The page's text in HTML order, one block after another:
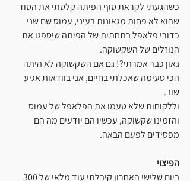
כשהגעתי לקראת סוף הפיתה קלטתי את הסוד
שהוא לא פחות מגאונות בעיני, עמוס שם שני
כדורי פלאפל בתחתית של הפיתה שיספגו את
הנוזלים של השקשוקה.
גאון כבר אמרתי?! גם אם השקשוקה לא היתה
הכי טעימה שאכלתי בחיים, אני בוודאות אגיע
שוב.
וללקוחות שלא טעמו את הפלאפל של עמוס
והזמינו שקשוקה, עכשיו הם יודעים מה הם
מפסידים לפעם הבאה.
הפיצוי